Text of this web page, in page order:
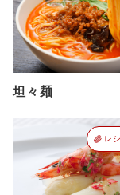
坦々麺
レ